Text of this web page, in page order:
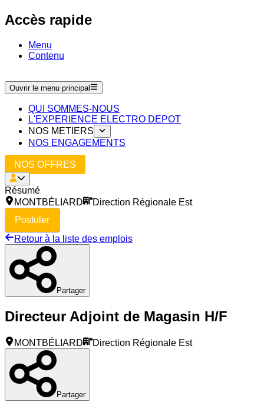
Accès rapide
Menu
Contenu
Ouvrir le menu principal
QUI SOMMES-NOUS
L'EXPERIENCE ELECTRO DEPOT
NOS METIERS
NOS ENGAGEMENTS
NOS OFFRES
Résumé
MONTBÉLIARD
Direction Régionale Est
Postuler
Retour à la liste des emplois
Partager
Directeur Adjoint de Magasin H/F
MONTBÉLIARD Direction Régionale Est
Partager